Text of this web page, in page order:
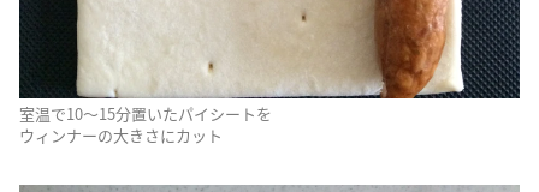
室温で10〜15分置いたパイシートを
ウィンナーの大きさにカット